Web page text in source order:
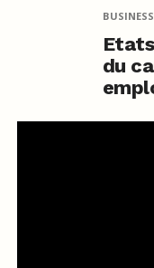
BUSINESS
du